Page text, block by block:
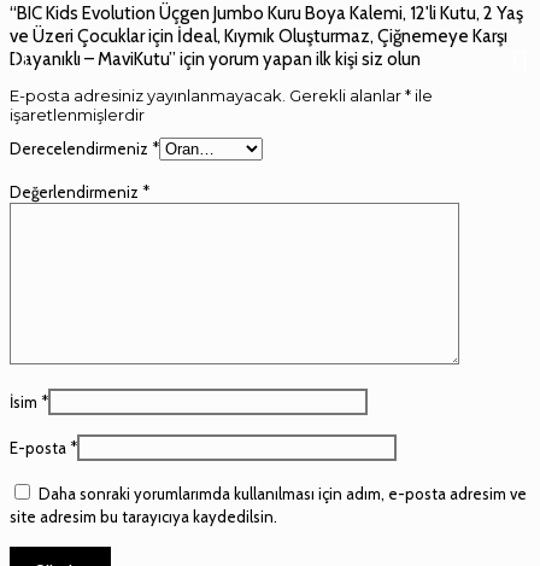
“BIC Kids Evolution Üçgen Jumbo Kuru Boya Kalemi, 12'li Kutu, 2 Yaş
ve Üzeri Çocuklar için İdeal, Kıymık Oluşturmaz, Çiğnemeye Karşı
Dayanıklı – MaviKutu” için yorum yapan ilk kişi siz olun
E-posta adresiniz yayınlanmayacak. Gerekli alanlar* ile
işaretlenmişlerdir
Derecelendirmeniz *
Değerlendirmeniz *
İsim *
E-posta *
Daha sonraki yorumlarımda kullanılması için adım, e-posta adresim ve
site adresim bu tarayıcıya kaydedilsin.